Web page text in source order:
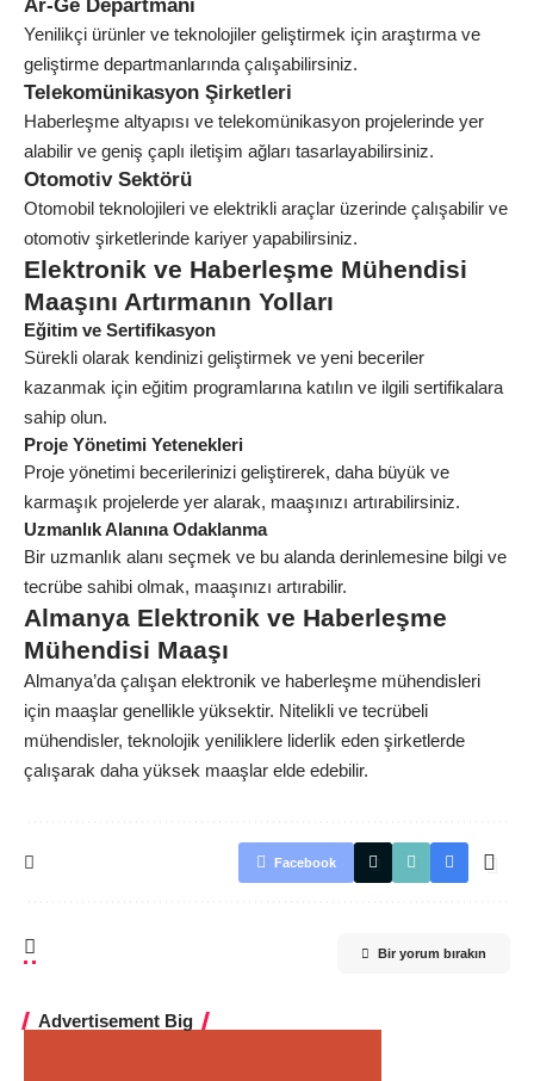
Ar-Ge Departmanı
Yenilikçi ürünler ve teknolojiler geliştirmek için araştırma ve
geliştirme departmanlarında çalışabilirsiniz.
Telekomünikasyon Şirketleri
Haberleşme altyapısı ve telekomünikasyon projelerinde yer
alabilir ve geniş çaplı iletişim ağları tasarlayabilirsiniz.
Otomotiv Sektörü
Otomobil teknolojileri ve elektrikli araçlar üzerinde çalışabilir ve
otomotiv şirketlerinde kariyer yapabilirsiniz.
Elektronik ve Haberleşme Mühendisi
Maaşını Artırmanın Yolları
Eğitim ve Sertifikasyon
Sürekli olarak kendinizi geliştirmek ve yeni beceriler
kazanmak için eğitim programlarına katılın ve ilgili sertifikalara
sahip olun.
Proje Yönetimi Yetenekleri
Proje yönetimi becerilerinizi geliştirerek, daha büyük ve
karmaşık projelerde yer alarak, maaşınızı artırabilirsiniz.
Uzmanlık Alanına Odaklanma
Bir uzmanlık alanı seçmek ve bu alanda derinlemesine bilgi ve
tecrübe sahibi olmak, maaşınızı artırabilir.
Almanya Elektronik ve Haberleşme
Mühendisi Maaşı
Almanya’da çalışan elektronik ve haberleşme mühendisleri
için maaşlar genellikle yüksektir. Nitelikli ve tecrübeli
mühendisler, teknolojik yeniliklere liderlik eden şirketlerde
çalışarak daha yüksek maaşlar elde edebilir.
Facebook
Bir yorum bırakın
Advertisement Big